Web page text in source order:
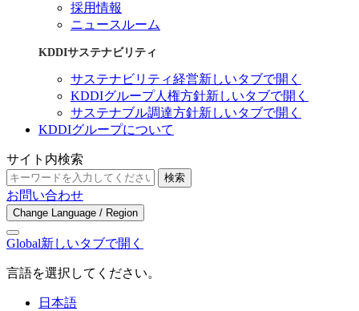
採用情報
ニュースルーム
KDDIサステナビリティ
サステナビリティ経営新しいタブで開く
KDDIグループ人権方針新しいタブで開く
サステナブル調達方針新しいタブで開く
KDDIグループについて
サイト内検索
検索
お問い合わせ
Change Language / Region
Global新しいタブで開く
言語を選択してください。
日本語